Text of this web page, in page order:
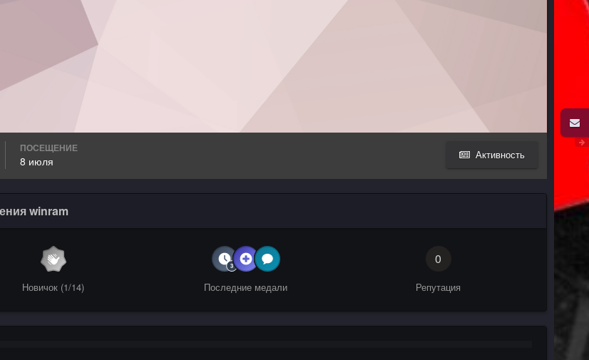
Активность
ПОСЕЩЕНИЕ
8 июля
winram
Новичок (1/14) Последние медали
0
Репутация